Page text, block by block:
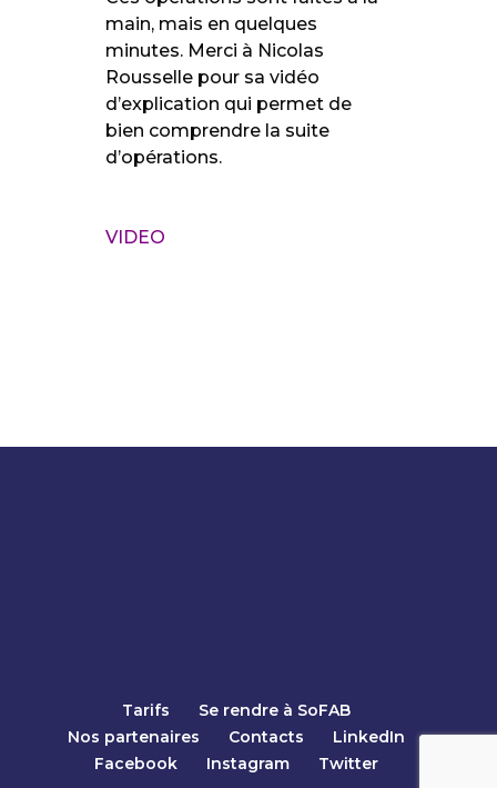
main, mais en quelques
minutes. Merci à Nicolas
Rousselle pour sa vidéo
d’explication qui permet de
bien comprendre la suite
d’opérations.
VIDEO
Tarifs
Se rendre à SoFAB
Nos partenaires
Contacts
LinkedIn
Facebook
Instagram Twitter